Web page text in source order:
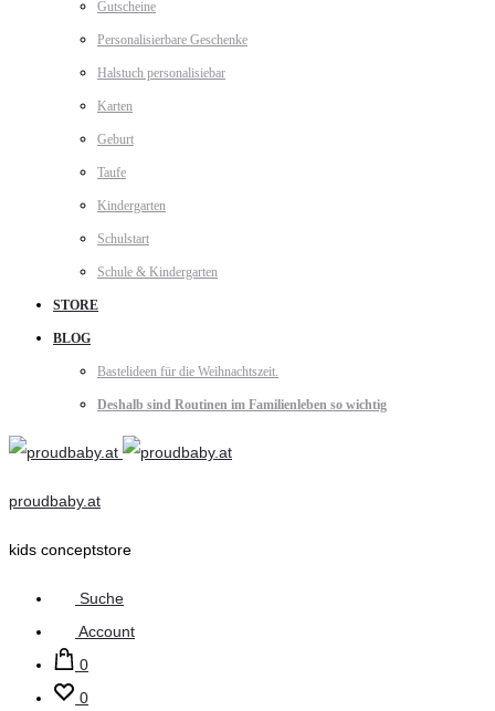
Gutscheine
Personalisierbare Geschenke
Halstuch personalisiebar
Karten
Geburt
Taufe
Kindergarten
Schulstart
Schule & Kindergarten
STORE
BLOG
Bastelideen für die Weihnachtszeit.
Deshalb sind Routinen im Familienleben so wichtig
proudbaby.at
kids conceptstore
Suche
Account
0
0